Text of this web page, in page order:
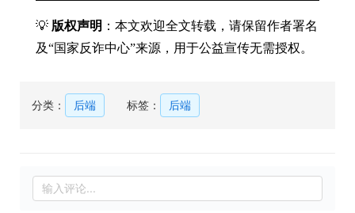
💡 版权声明 ：本文欢迎全文转载，请保留作者署名
及“国家反诈中心”来源，用于公益宣传无需授权。
分类： 后端 标签： 后端